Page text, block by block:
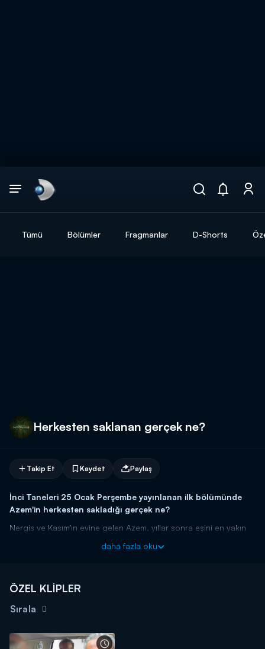
Tümü Bölümler Fragmanlar D-Shorts
Herkesten saklanan gerçek ne?
Takip Et Kaydet Paylaş
İnci Taneleri 25 Ocak Perşembe yayınlanan ilk bölümünde
Azem'in herkesten sakladığı gerçek ne?
Nergis ve Kasım'ın evine gelen Azem, yıllar sonra eşini en yakın
anlatılamayan gerçek, Nergis ve Kasım'ın içinde kapanmayan bir
İnci Taneleri yeni bölümleriyle perşembe akşamı 20.00'da
Kanal D'de!
daha fazla oku
ÖZEL KLİPLER
Sırala